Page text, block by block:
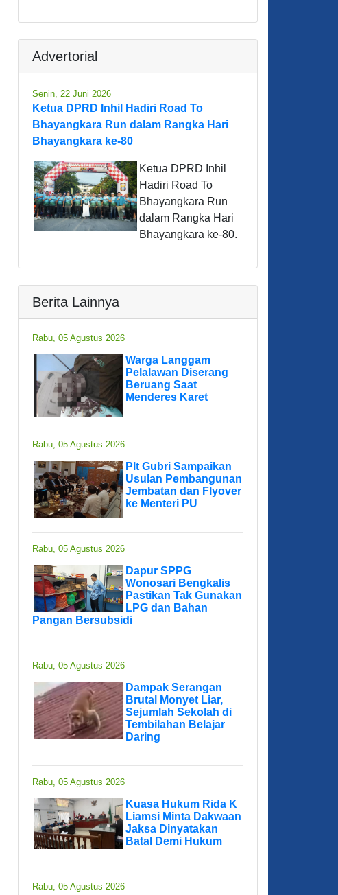
Advertorial
Senin, 22 Juni 2026
Ketua DPRD Inhil Hadiri Road To
Bhayangkara Run dalam Rangka Hari
Bhayangkara ke-80
Ketua DPRD Inhil
Hadiri Road To
Bhayangkara Run
dalam Rangka Hari
Bhayangkara ke-80.
Berita Lainnya
Rabu, 05 Agustus 2026
Warga Langgam
Pelalawan Diserang
Beruang Saat
Menderes Karet
Rabu, 05 Agustus 2026
Plt Gubri Sampaikan
Usulan Pembangunan
Jembatan dan Flyover
ke Menteri PU
Rabu, 05 Agustus 2026
Dapur SPPG
Wonosari Bengkalis
Pastikan Tak Gunakan
LPG dan Bahan
Pangan Bersubsidi
Rabu, 05 Agustus 2026
Dampak Serangan
Brutal Monyet Liar,
Sejumlah Sekolah di
Tembilahan Belajar
Daring
Rabu, 05 Agustus 2026
Kuasa Hukum Rida K
Liamsi Minta Dakwaan
Jaksa Dinyatakan
Batal Demi Hukum
Rabu, 05 Agustus 2026